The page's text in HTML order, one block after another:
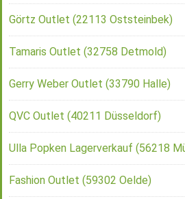
Görtz Outlet (22113 Oststeinbek)
Tamaris Outlet (32758 Detmold)
Gerry Weber Outlet (33790 Halle)
QVC Outlet (40211 Düsseldorf)
Ulla Popken Lagerverkauf (56218
Fashion Outlet (59302 Oelde)